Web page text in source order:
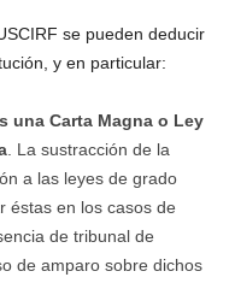
se pueden deducir
y en particular:
una Carta Magna o Ley
. La sustracción de la
a las leyes de grado
éstas en los casos de
de tribunal de
de amparo sobre dichos